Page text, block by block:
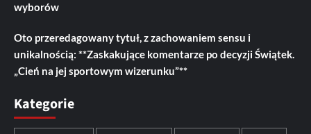
wyborów
Oto przeredagowany tytuł, z zachowaniem sensu i
unikalnością: **Zaskakujące komentarze po decyzji Świątek.
„Cień na jej sportowym wizerunku”**
Kategorie